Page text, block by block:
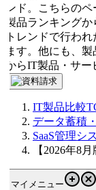
ド。こちらのペ
品ランキングか
レンドで行われ
す。他にも、製
らIT製品・サー
IT製品比較
データ蓄積・
SaaS管理シス
【2026年8月
マイメニュー